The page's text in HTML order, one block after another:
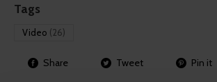
Tags
Video (26)
Share Tweet Pin it